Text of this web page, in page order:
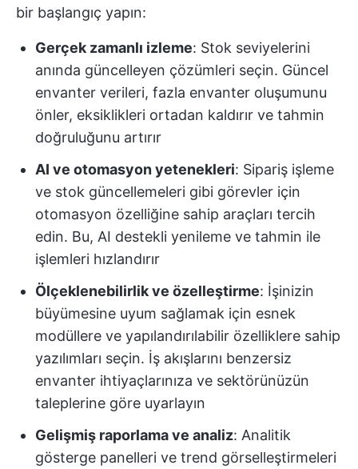
bir başlangıç yapın:
Gerçek zamanlı izleme: Stok seviyelerini
anında güncelleyen çözümleri seçin. Güncel
envanter verileri, fazla envanter oluşumunu
önler, eksiklikleri ortadan kaldırır ve tahmin
doğruluğunu artırır
AI ve otomasyon yetenekleri: Sipariş işleme
ve stok güncellemeleri gibi görevler için
otomasyon özelliğine sahip araçları tercih
edin. Bu, AI destekli yenileme ve tahmin ile
işlemleri hızlandırır
Ölçeklenebilirlik ve özelleştirme: İşinizin
büyümesine uyum sağlamak için esnek
modüllere ve yapılandırılabilir özelliklere sahip
yazılımları seçin. İş akışlarını benzersiz
envanter ihtiyaçlarınıza ve sektörünüzün
taleplerine göre uyarlayın
Gelişmiş raporlama ve analiz: Analitik
gösterge panelleri ve trend görselleştirmeleri